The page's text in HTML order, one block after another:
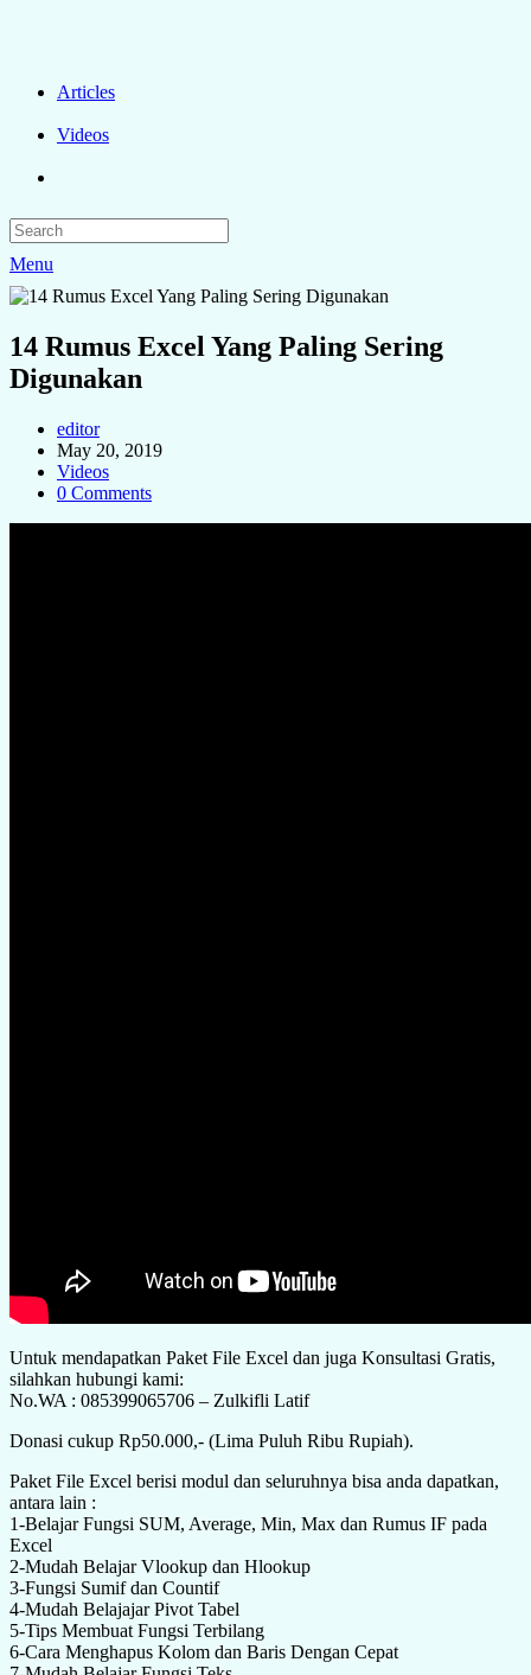
Articles
Videos
Menu
14 Rumus Excel Yang Paling Sering
Digunakan
editor
May 20, 2019
Videos
0 Comments
Untuk mendapatkan Paket File Excel dan juga Konsultasi Gratis,
silahkan hubungi kami:
No.WA : 085399065706 – Zulkifli Latif
Donasi cukup Rp50.000,- (Lima Puluh Ribu Rupiah).
Paket File Excel berisi modul dan seluruhnya bisa anda dapatkan,
antara lain :
1-Belajar Fungsi SUM, Average, Min, Max dan Rumus IF pada
Excel
2-Mudah Belajar Vlookup dan Hlookup
3-Fungsi Sumif dan Countif
4-Mudah Belajajar Pivot Tabel
5-Tips Membuat Fungsi Terbilang
6-Cara Menghapus Kolom dan Baris Dengan Cepat